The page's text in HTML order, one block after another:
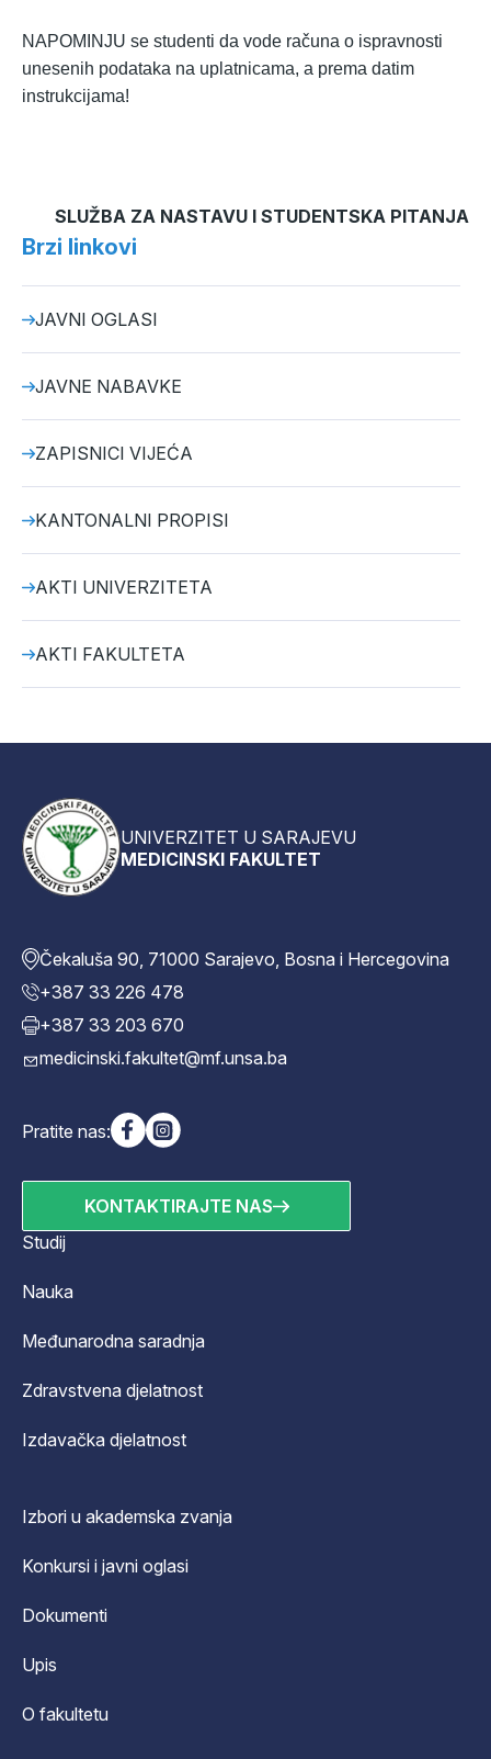
NAPOMINJU se studenti da vode računa o ispravnosti
unesenih podataka na uplatnicama, a prema datim
instrukcijama!
SLUŽBA ZA NASTAVU I STUDENTSKA PITANJA
Brzi linkovi
JAVNI OGLASI
JAVNE NABAVKE
ZAPISNICI VIJEĆA
KANTONALNI PROPISI
AKTI UNIVERZITETA
AKTI FAKULTETA
UNIVERZITET U SARAJEVU
MEDICINSKI FAKULTET
Čekaluša 90, 71000 Sarajevo, Bosna i Hercegovina
+387 33 226 478
+387 33 203 670
medicinski.fakultet@mf.unsa.ba
Pratite nas:
KONTAKTIRAJTE NAS
Studij
Nauka
Međunarodna saradnja
Zdravstvena djelatnost
Izdavačka djelatnost
Izbori u akademska zvanja
Konkursi i javni oglasi
Dokumenti
Upis
O fakultetu